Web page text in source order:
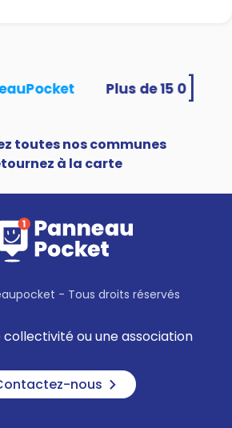
toutes nos communes
à la carte
- Tous droits réservés
collectivité ou une association
nous